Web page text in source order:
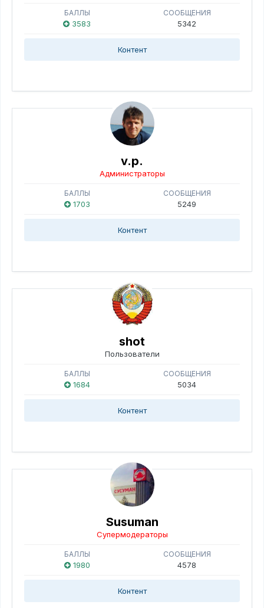
БАЛЛЫ
3583
СООБЩЕНИЯ
5342
Контент
v.p.
Администраторы
БАЛЛЫ
1703
СООБЩЕНИЯ
5249
Контент
shot
Пользователи
БАЛЛЫ
1684
СООБЩЕНИЯ
5034
Контент
Susuman
Супермодераторы
БАЛЛЫ
1980
СООБЩЕНИЯ
4578
Контент